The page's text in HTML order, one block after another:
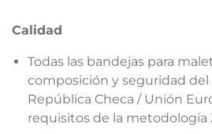
Calidad
Todas las bandejas para
composición y seguridad del
República Checa / Unión
requisitos de la metodología